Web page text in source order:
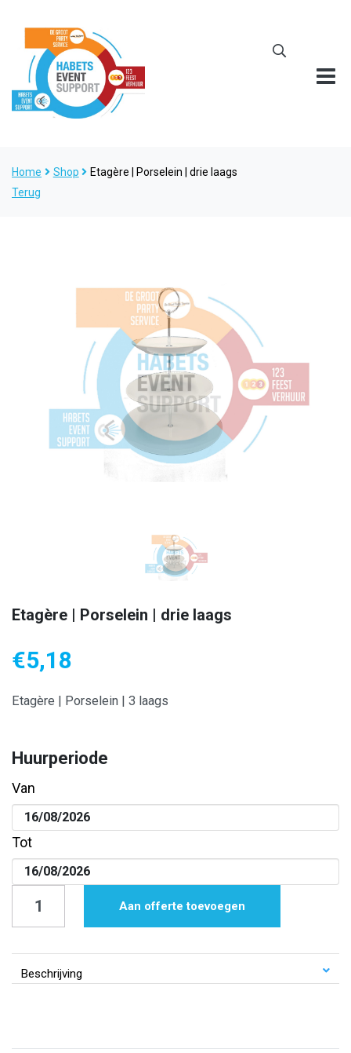
Home Shop
Etagère | Porselein | drie laags
Terug
Etagère | Porselein | drie laags
€5,18
Etagère | Porselein | 3 laags
Huurperiode
Van
Tot
drie
Aan offerte toevoegen
Beschrijving